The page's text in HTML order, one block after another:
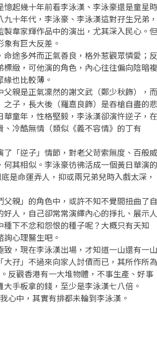
起幾十年前看李泳漢、李泳豪還是童星時
十年代，李泳豪、李泳漢這對孖生兄弟，
韋家輝作品中的演出，尤其深入民心。但
有巨大反差。
途多舛而正氣善良，格外惹觀眾憐愛；反
緻，可他演的角色，內心往往偏向陰暗複
也比較薄。
親是正氣凜然的謝文武（鄭少秋飾），而
子，長大後（羅嘉良飾）是吞槍自盡的悲
童年，性格堅毅，李泳漢卻演忤逆子，在
冷酷無情（類似《義不容情》的丁有
「逆子」情節，對老父苛索無度、百般威
其相似。李泳豪彷彿活成一個黃日華演的
命運弄人，抑或兩兄弟兒時入戲太深，
親」的角色中，或許不知不覺間扭曲了自
人，自己卻常常演繹內心的掙扎、展示人
下不忿和怨恨的種子呢？大概只有天知
心理醫生吧。
，現在李泳漢出場，才知道一山還有一山
孖」不過來向家人討債而已，其所作所為
反觀香港有一大堆物體，不事生產、好事
手板拿的錢，至少是李泳漢七八倍。
心中，其實有排都未輪到李泳漢。